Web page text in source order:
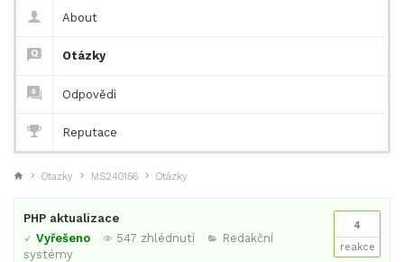
About
Otázky
Odpovědi
Reputace
Otazky MS240156 Otázky
4
reakce
PHP aktualizace
Vyřešeno
547 zhlédnutí
Redakční
systémy